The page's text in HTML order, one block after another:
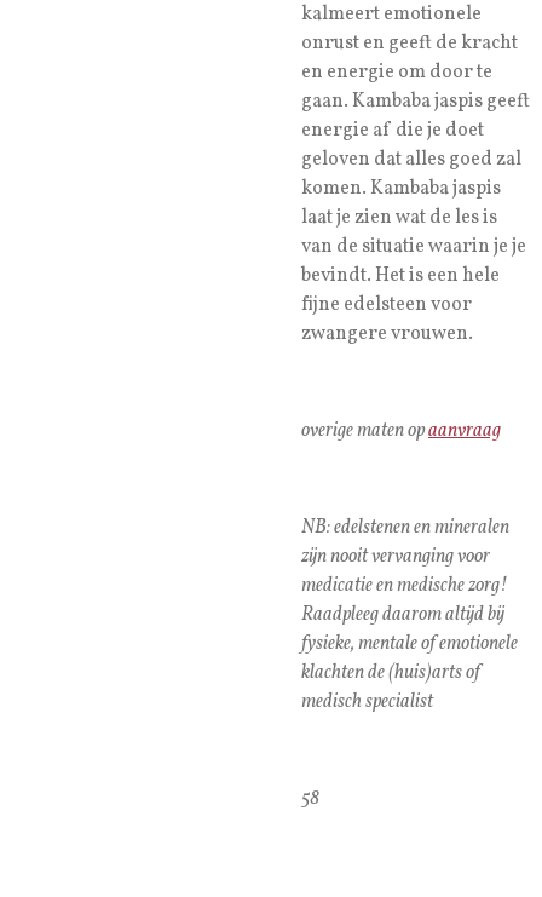
kalmeert emotionele
onrust en geeft de kracht
en energie om door te
gaan. Kambaba jaspis geeft
energie af die je doet
geloven dat alles goed zal
komen. Kambaba jaspis
laat je zien wat de les is
van de situatie waarin je je
bevindt. Het is een hele
fijne edelsteen voor
zwangere vrouwen.
overige maten opaanvraag
NB: edelstenen en mineralen
zijn nooit vervanging voor
medicatie en medische zorg!
Raadpleeg daarom altijd bij
fysieke, mentale of emotionele
klachten de (huis)arts of
medisch specialist
58